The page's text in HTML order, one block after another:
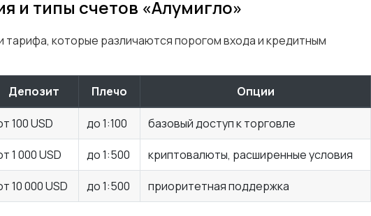
и типы счетов «Алумигло»
тарифа, которые различаются порогом входа и кредитным
Депозит Плечо Опции
100 USD до 1:100 базовый доступ к торговле
1 000 USD до 1:500 криптовалюты, расширенные условия
10 000 USD до 1:500 приоритетная поддержка